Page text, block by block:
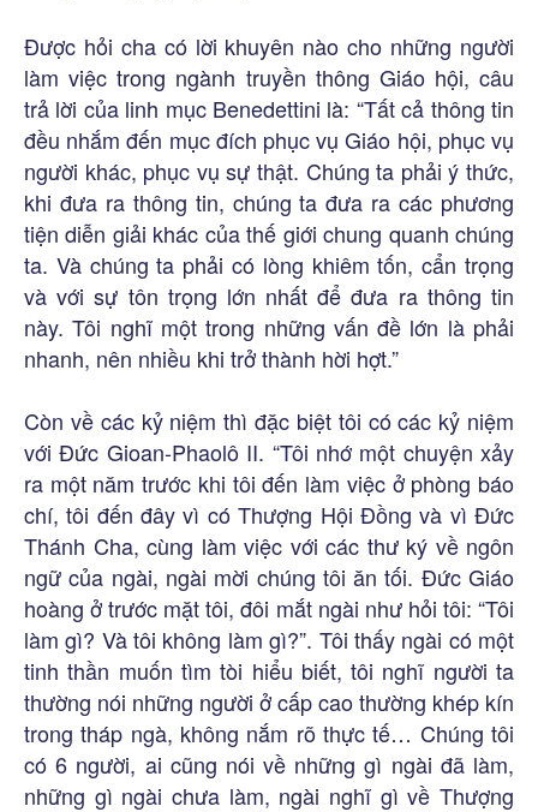
Được hỏi cha có lời khuyên nào cho những người
làm việc trong ngành truyền thông Giáo hội, câu
trả lời của linh mục Benedettini là: “Tất cả thông tin
đều nhắm đến mục đích phục vụ Giáo hội, phục vụ
người khác, phục vụ sự thật. Chúng ta phải ý thức,
khi đưa ra thông tin, chúng ta đưa ra các phương
tiện diễn giải khác của thế giới chung quanh chúng
ta. Và chúng ta phải có lòng khiêm tốn, cẩn trọng
và với sự tôn trọng lớn nhất để đưa ra thông tin
này. Tôi nghĩ một trong những vấn đề lớn là phải
nhanh, nên nhiều khi trở thành hời hợt.”
Còn về các kỷ niệm thì đặc biệt tôi có các kỷ niệm
với Đức Gioan-Phaolô II. “Tôi nhớ một chuyện xảy
ra một năm trước khi tôi đến làm việc ở phòng báo
chí, tôi đến đây vì có Thượng Hội Đồng và vì Đức
Thánh Cha, cùng làm việc với các thư ký về ngôn
ngữ của ngài, ngài mời chúng tôi ăn tối. Đức Giáo
hoàng ở trước mặt tôi, đôi mắt ngài như hỏi tôi: “Tôi
làm gì? Và tôi không làm gì?”. Tôi thấy ngài có một
tinh thần muốn tìm tòi hiểu biết, tôi nghĩ người ta
thường nói những người ở cấp cao thường khép kín
trong tháp ngà, không nắm rõ thực tế… Chúng tôi
có 6 người, ai cũng nói về những gì ngài đã làm,
những gì ngài chưa làm, ngài nghĩ gì về Thượng